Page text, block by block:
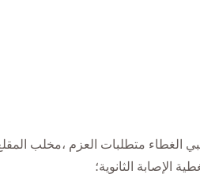
الغطاء متطلبات العزم ،مخلب المقلع
الإصابة الثانوية؛